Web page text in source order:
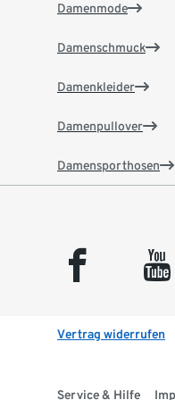
Damenmode
Damenschmuck
Damenkleider
Damenpullover
Damensporthosen
facebook youtube
Vertrag widerrufen
Service & Hilfe